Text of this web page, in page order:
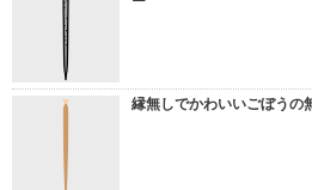
縁無しでかわいいごぼうの